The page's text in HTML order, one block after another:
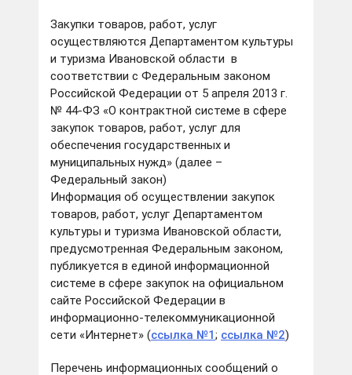
Закупки товаров, работ, услуг
осуществляются Департаментом культуры
и туризма Ивановской области в
соответствии с Федеральным законом
Российской Федерации от 5 апреля 2013 г.
№ 44-ФЗ «О контрактной системе в сфере
закупок товаров, работ, услуг для
обеспечения государственных и
муниципальных нужд» (далее –
Федеральный закон)
Информация об осуществлении закупок
товаров, работ, услуг Департаментом
культуры и туризма Ивановской области,
предусмотренная Федеральным законом,
публикуется в единой информационной
системе в сфере закупок на официальном
сайте Российской Федерации в
информационно-телекоммуникационной
сети «Интернет» (ссылка №1; ссылка №2)
Перечень информационных сообщений о